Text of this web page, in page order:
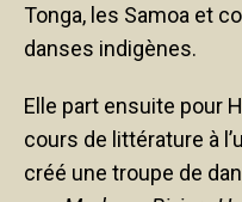
Tonga, les Samoa et
danses indigènes.
Elle part ensuite pour
cours de littérature à
créé une troupe de